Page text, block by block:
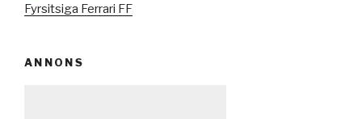
Fyrsitsiga Ferrari FF
ANNONS